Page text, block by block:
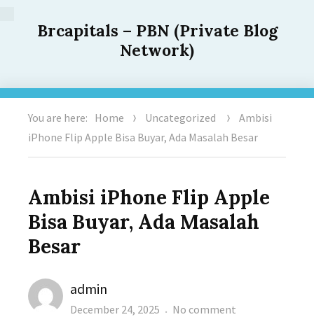
Brcapitals – PBN (Private Blog
Network)
You are here: Home Uncategorized
Ambisi
iPhone Flip Apple Bisa Buyar, Ada Masalah Besar
Ambisi iPhone Flip Apple
Bisa Buyar, Ada Masalah
Besar
Author
admin
Posted
December 24, 2025 No comment